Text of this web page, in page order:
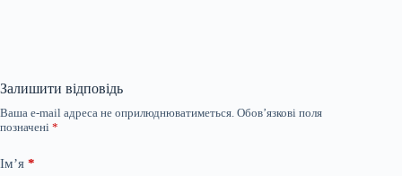
Залишити відповідь
Ваша e-mail адреса не оприлюднюватиметься. Обов’язкові поля
позначені *
Ім’я *